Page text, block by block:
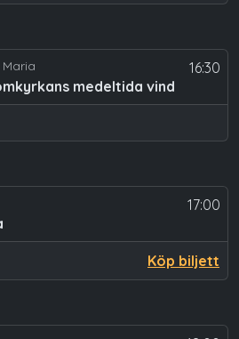
16:30
medeltida vind
17:00
Köp biljett